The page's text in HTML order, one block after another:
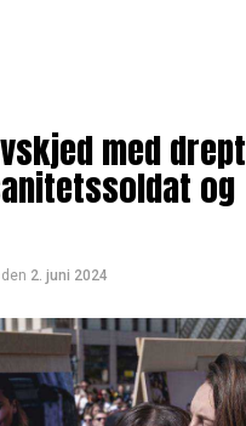
med drept
og
den 2. juni 2024